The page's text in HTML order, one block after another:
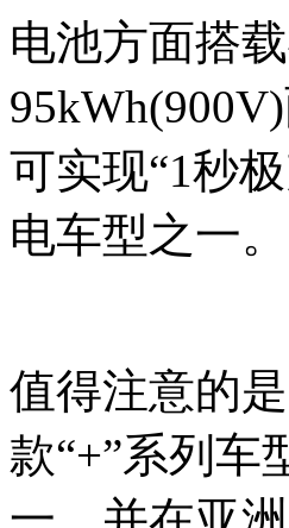
电池方面搭
可实现“1秒
电车型之一。
值得注意的
款“+”系列车